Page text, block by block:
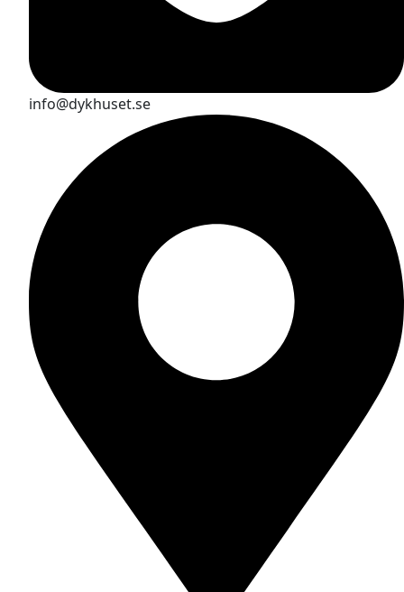
info@dykhuset.se